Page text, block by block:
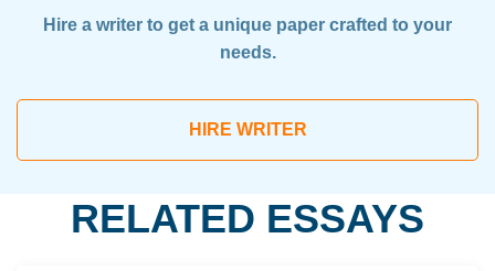
Hire a writer to get a unique paper crafted to your
needs.
HIRE WRITER
RELATED ESSAYS